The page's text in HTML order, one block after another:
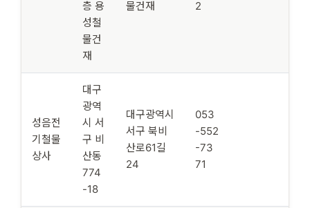
층 용
성철
물건
재
물건재
2
성음전
기철물
상사
대구
광역
시 서
구 비
산동
774
-18
대구광역시
서구 북비
산로61길
24
053
-552
-73
71